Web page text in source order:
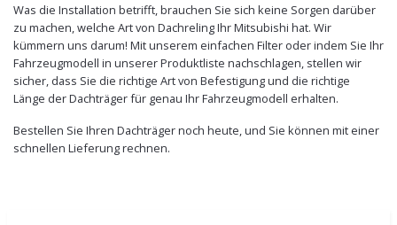
Was die Installation betrifft, brauchen Sie sich keine Sorgen darüber
zu machen, welche Art von Dachreling Ihr Mitsubishi hat. Wir
kümmern uns darum! Mit unserem einfachen Filter oder indem Sie Ihr
Fahrzeugmodell in unserer Produktliste nachschlagen, stellen wir
sicher, dass Sie die richtige Art von Befestigung und die richtige
Länge der Dachträger für genau Ihr Fahrzeugmodell erhalten.
Bestellen Sie Ihren Dachträger noch heute, und Sie können mit einer
schnellen Lieferung rechnen.